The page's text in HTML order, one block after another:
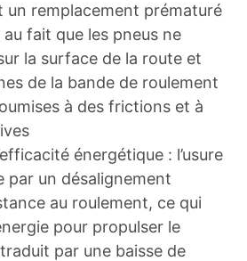
un remplacement prématuré
fait que les pneus ne
la surface de la route et
de la bande de roulement
à des frictions et à
énergétique : l’usure
par un désalignement
au roulement, ce qui
pour propulser le
par une baisse de